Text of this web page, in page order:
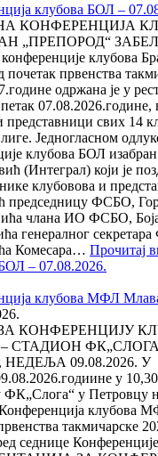
клубова БОЛ –
КОНФЕРЕНЦИЈА
„ПРЕПОРОД“
клубова
почетак првенства
одржана је у
представници свих 14
Једногласном
клубова БОЛ изабран
(Интеграл) који је
клубовова и
председницу ФСБО,
члана ИО ФСБО,
генералног
Комесара… Прочитај
– 07.08.2026.
клубова МФЛ Млава
КОНФЕРЕНЦИЈУ
СТАДИОН
09.08.2026. У
у
ФК„Слога“ у Петровцу
клубова
такмичарске
седнице